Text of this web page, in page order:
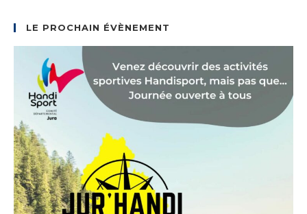
un
onglet
LE PROCHAIN ÉVÈNEMENT